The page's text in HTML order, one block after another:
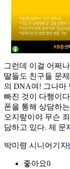
그런데 이걸 어쩌
딸들도 친구들 문
의 DNA여! 그나마
빠진 것이 다행이
폰을 통해 상담하
오지랖이야 무슨
담하고 있다. 제 문
박미령 시니어기자
좋아요0